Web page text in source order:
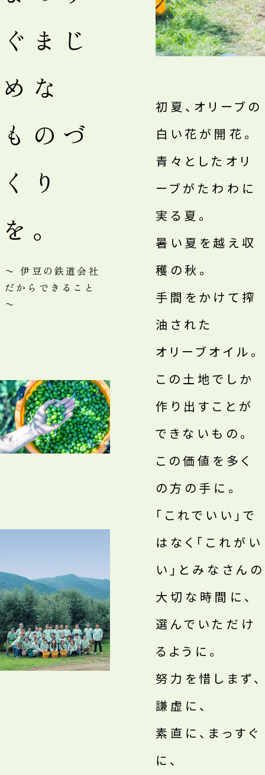
ぐまじ
めな
ものづ
くり
を。
〜 伊豆の鉄道会社
だからできること
〜
初夏、オリーブの
白い花が開花。
青々としたオリ
ーブがたわわに
実る夏。
暑い夏を越え収
穫の秋。
手間をかけて搾
油された
オリーブオイル。
この土地でしか
作り出すことが
できないもの。
この価値を多く
の方の手に。
「これでいい」で
はなく「これがい
い」とみなさんの
大切な時間に、
選んでいただけ
るように。
努力を惜しまず、
謙虚に、
素直に、まっすぐ
に、